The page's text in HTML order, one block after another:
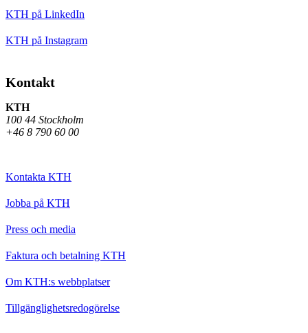
KTH på LinkedIn
KTH på Instagram
Kontakt
KTH
100 44 Stockholm
+46 8 790 60 00
Kontakta KTH
Jobba på KTH
Press och media
Faktura och betalning KTH
Om KTH:s webbplatser
Tillgänglighetsredogörelse